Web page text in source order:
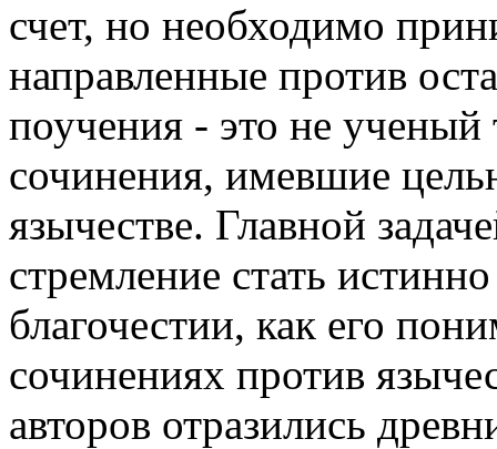
счет, но необходимо
направленные против
поучения - это не ученый
сочинения, имевшие
язычестве. Главной
стремление стать
благочестии, как его
сочинениях против
авторов отразились